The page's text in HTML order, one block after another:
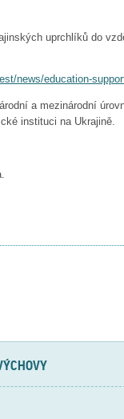
uprchlíků do
news/education-
a mezinárodní
instituci na Ukrajině.